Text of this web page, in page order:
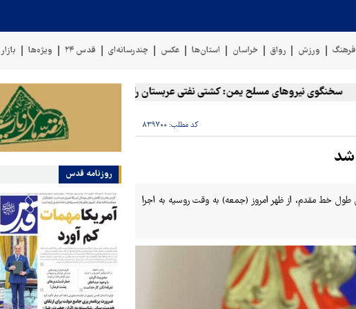
فرهنگ ورزش رواق خراسان استان‌ها عکس چندرسانه‌ای قدس ۲۴ ویژه‌ها بازار
نیروهای مسلح یمن: کشتی نفتی عربستان را با موشک بالستیک هدف قرار دادیم
کد مطلب: ۸۳۹۷۰۰
شد
طول خط مقدم، از ظهر امروز (جمعه) به وقت روسیه به اجرا
روزنامه قدس